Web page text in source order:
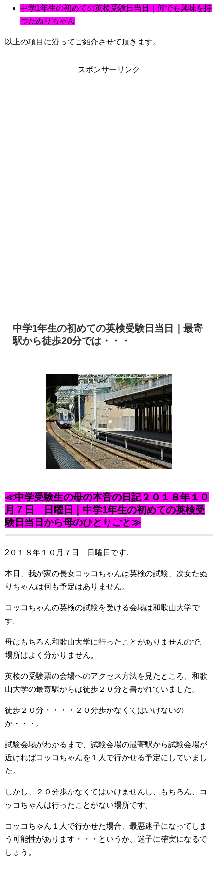
中学1年生の初めての英検受験日当日｜何でも興味を持
つたぬりちゃん
以上の項目に沿ってご紹介させて頂きます。
スポンサーリンク
中学1年生の初めての英検受験日当日｜最寄
駅から徒歩20分では・・・
≪中学受験生の母の本音の日記２０１８年１０
月７日 日曜日｜中学1年生の初めての英検受
験日当日から母のひとりごと≫
2０１８年１０月７日 日曜日です。
本日、我が家の長女コッコちゃんは英検の試験、次女たぬ
りちゃんは何も予定はありません。
コッコちゃんの英検の試験を受ける会場は和歌山大学で
す。
母はもちろん和歌山大学に行ったことがありませんので、
場所はよく分かりません。
英検の受験票の会場へのアクセス方法を見たところ、和歌
山大学の最寄駅からは徒歩２０分と書かれていました。
徒歩２０分・・・・２０分歩かなくてはいけないの
か・・・。
試験会場がわかるまで、試験会場の最寄駅から試験会場が
近ければコッコちゃんを１人で行かせる予定にしていまし
た。
しかし、２０分歩かなくてはいけませんし、もちろん、コ
ッコちゃんは行ったことがない場所です。
コッコちゃん１人で行かせた場合、最悪迷子になってしま
う可能性があります・・・というか、迷子に確実になるで
しょう。